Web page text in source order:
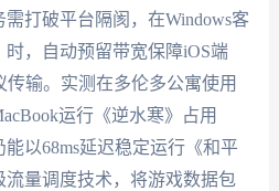
打破平台隔阂，在Windows客
，自动预留带宽保障iOS端
传输。实测在多伦多公寓使用
运行《逆水寒》占用
能以68ms延迟稳定运行《和平
量调度技术，将游戏数据包